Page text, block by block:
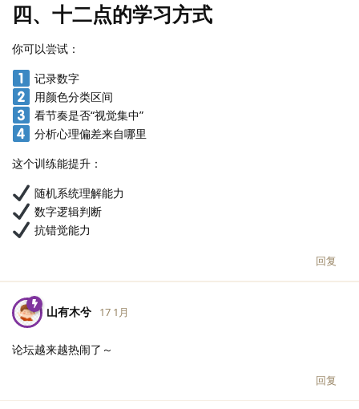
四、十二点的学习方式
你可以尝试：
记录数字
用颜色分类区间
看节奏是否“视觉集中”
分析心理偏差来自哪里
这个训练能提升：
随机系统理解能力
数字逻辑判断
抗错觉能力
回复
山有木兮 17 1月
论坛越来越热闹了～
回复